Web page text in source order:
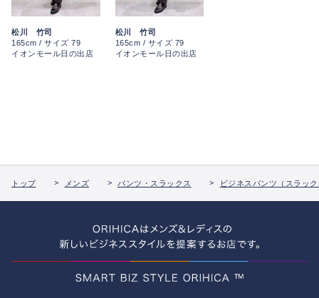
松川 竹司
165cm / サイズ 79
イオンモール日の出店
松川 竹司
165cm / サイズ 79
イオンモール日の出店
トップ メンズ パンツ・スラックス ビジネスパンツ（スラッ